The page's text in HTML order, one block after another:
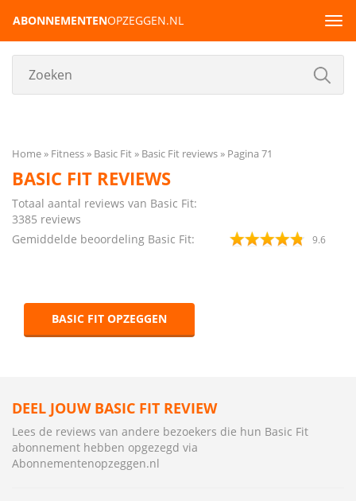
ABONNEMENTENOPZEGGEN.NL
Home Fitness Basic Fit Basic Fit reviews Pagina 71
BASIC FIT REVIEWS
Totaal aantal reviews van Basic Fit:
3385 reviews
Gemiddelde beoordeling Basic Fit:
9.6
BASIC FIT OPZEGGEN
DEEL JOUW BASIC FIT REVIEW
Lees de reviews van andere bezoekers die hun Basic Fit
abonnement hebben opgezegd via
Abonnementenopzeggen.nl